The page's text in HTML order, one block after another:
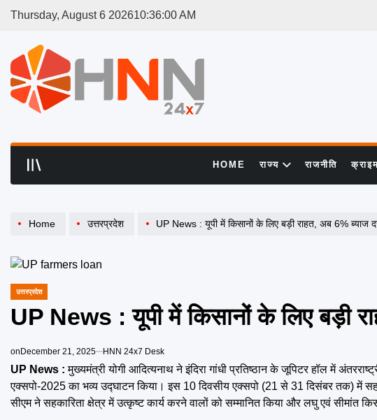
Thursday, August 6 202610:36:00AM
HOME राज्य राजनीति
Home उत्तरप्रदेश UP News : यूपी में किसानों के लिए बड़ी राहत, अब 6% ब्याज
POSTED
उत्तरप्रदेश
UP News : यूपी में किसानों के लिए बड़ी
onDecember 21, 2025 HNN 24x7 Desk
UP News : मुख्यमंत्री योगी आदित्यनाथ ने इंदिरा गांधी प्रतिष्ठान के जूपिटर हॉल में
एक्सपो-2025 का भव्य उद्घाटन किया। इस 10 दिवसीय एक्सपो (21 से 31 दिसंबर तक) में
सीएम ने सहकारिता क्षेत्र में उत्कृष्ट कार्य करने वालों को सम्मानित किया और लघु एवं सीमांत